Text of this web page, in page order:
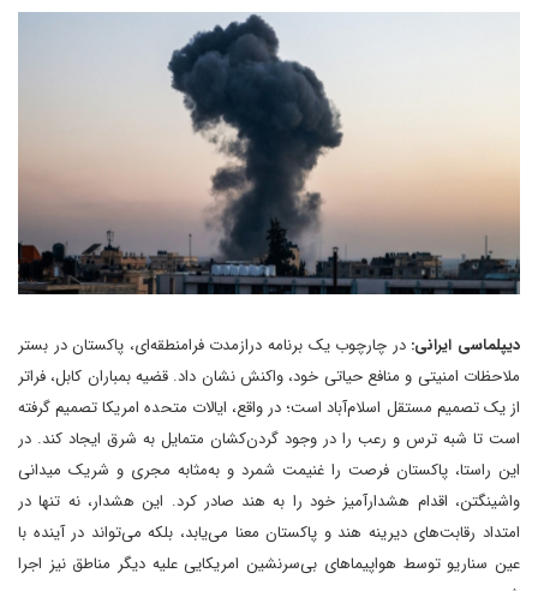
دیپلماسی ایرانی: در چارچوب یک برنامه درازمدت فرامنطقه‌ای، پاکستان در بستر
ملاحظات امنیتی و منافع حیاتی خود، واکنش نشان داد. قضیه بمباران کابل، فراتر
از یک تصمیم مستقل اسلام‌آباد است؛ در واقع، ایالات متحده امریکا تصمیم گرفته
است تا شبه‌ ترس و رعب را در وجود گردن‌کشان متمایل به شرق ایجاد کند. در
این راستا، پاکستان فرصت را غنیمت شمرد و به‌مثابه مجری و شریک میدانی
واشینگتن، اقدام هشدارآمیز خود را به هند صادر کرد. این هشدار، نه تنها در
امتداد رقابت‌های دیرینه هند و پاکستان معنا می‌یابد، بلکه می‌تواند در آینده با
عین سناریو توسط هواپیماهای بی‌سرنشین امریکایی علیه دیگر مناطق نیز اجرا